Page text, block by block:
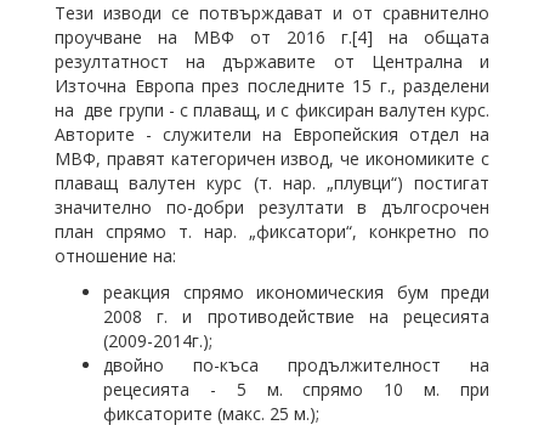
Тези изводи се потвърждават и от сравнително
проучване на МВФ от 2016 г.[4] на общата
резултатност на държавите от Централна и
Източна Европа през последните 15 г., разделени
на две групи - с плаващ, и с фиксиран валутен курс.
Авторите - служители на Европейския отдел на
МВФ, правят категоричен извод, че икономиките с
плаващ валутен курс (т. нар. „плувци“) постигат
значително по-добри резултати в дългосрочен
план спрямо т. нар. „фиксатори“, конкретно по
отношение на:
реакция спрямо икономическия бум преди
2008 г. и противодействие на рецесията
(2009-2014г.);
двойно по-къса продължителност на
рецесията - 5 м. спрямо 10 м. при
фиксаторите (макс. 25 м.);